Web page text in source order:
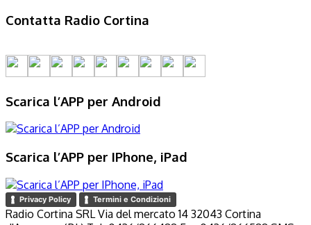
Contatta Radio Cortina
Scarica l’APP per Android
Scarica l’APP per IPhone, iPad
Privacy Policy Termini e Condizioni
Radio Cortina SRL Via del mercato 14 32043 Cortina